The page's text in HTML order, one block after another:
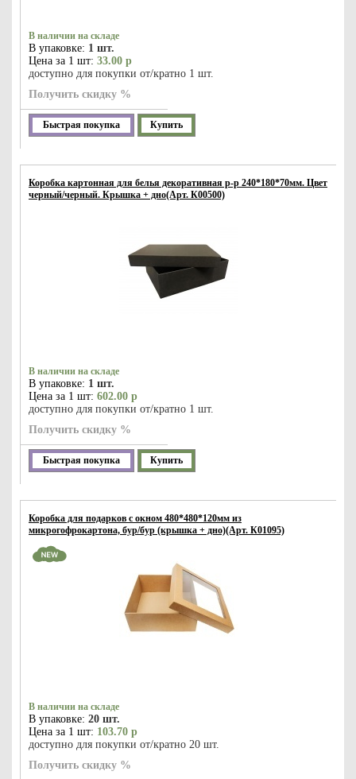
В наличии на складе
В упаковке: 1 шт.
Цена за 1 шт: 33.00 р
доступно для покупки от/кратно 1 шт.
Получить скидку %
Быстрая покупка Купить
Коробка картонная для белья декоративная р-р 240*180*70мм. Цвет
черный/черный. Крышка + дно(Арт. К00500)
В наличии на складе
В упаковке: 1 шт.
Цена за 1 шт: 602.00 р
доступно для покупки от/кратно 1 шт.
Получить скидку %
Быстрая покупка Купить
Коробка для подарков с окном 480*480*120мм из
микрогофрокартона, бур/бур (крышка + дно)(Арт. К01095)
В наличии на складе
В упаковке: 20 шт.
Цена за 1 шт: 103.70 р
доступно для покупки от/кратно 20 шт.
Получить скидку %